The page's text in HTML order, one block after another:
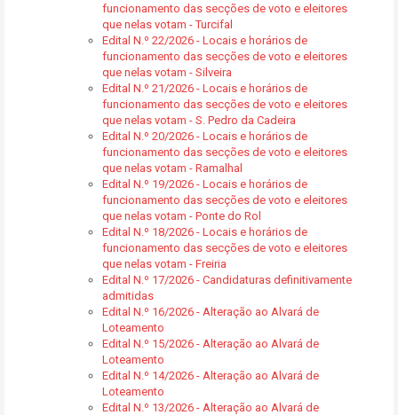
funcionamento das secções de voto e eleitores
que nelas votam - Turcifal
Edital N.º 22/2026 - Locais e horários de
funcionamento das secções de voto e eleitores
que nelas votam - Silveira
Edital N.º 21/2026 - Locais e horários de
funcionamento das secções de voto e eleitores
que nelas votam - S. Pedro da Cadeira
Edital N.º 20/2026 - Locais e horários de
funcionamento das secções de voto e eleitores
que nelas votam - Ramalhal
Edital N.º 19/2026 - Locais e horários de
funcionamento das secções de voto e eleitores
que nelas votam - Ponte do Rol
Edital N.º 18/2026 - Locais e horários de
funcionamento das secções de voto e eleitores
que nelas votam - Freiria
Edital N.º 17/2026 - Candidaturas definitivamente
admitidas
Edital N.º 16/2026 - Alteração ao Alvará de
Loteamento
Edital N.º 15/2026 - Alteração ao Alvará de
Loteamento
Edital N.º 14/2026 - Alteração ao Alvará de
Loteamento
Edital N.º 13/2026 - Alteração ao Alvará de